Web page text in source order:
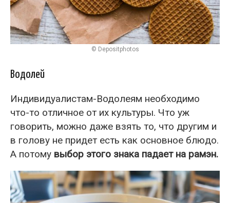
© Depositphotos
Водолей
Индивидуалистам-Водолеям необходимо
что-то отличное от их культуры. Что уж
говорить, можно даже взять то, что другим и
в голову не придет есть как основное блюдо.
А потому выбор этого знака падает на рамэн.